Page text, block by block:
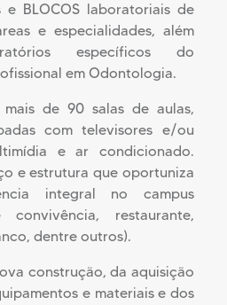
e BLOCOS laboratoriais de
e especialidades, além
específicos do
em Odontologia.
de 90 salas de aulas,
com televisores e/ou
e ar condicionado.
e estrutura que oportuniza
integral no campus
restaurante,
dentre outros).
construção, da aquisição
e materiais e dos